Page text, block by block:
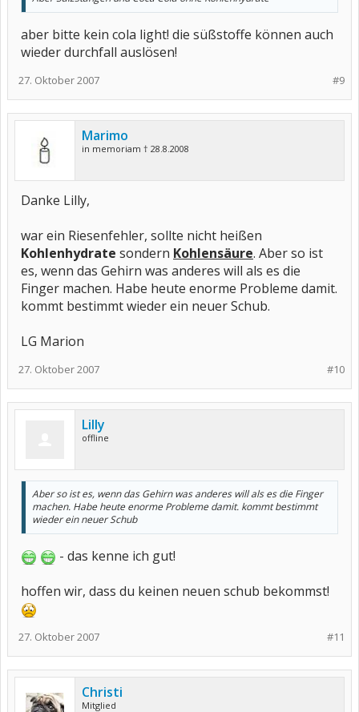
aber bitte kein cola light! die süßstoffe können auch
wieder durchfall auslösen!
#9
27. Oktober 2007
Marimo
in memoriam † 28.8.2008
Danke Lilly,
war ein Riesenfehler, sollte nicht heißen
Kohlenhydrate sondern Kohlensäure. Aber so ist
es, wenn das Gehirn was anderes will als es die
Finger machen. Habe heute enorme Probleme damit.
kommt bestimmt wieder ein neuer Schub.
LG Marion
#10
27. Oktober 2007
Lilly
offline
Aber so ist es, wenn das Gehirn was anderes will als es die Finger
machen. Habe heute enorme Probleme damit. kommt bestimmt
wieder ein neuer Schub
- das kenne ich gut!
hoffen wir, dass du keinen neuen schub bekommst!
#11
27. Oktober 2007
Christi
Mitglied